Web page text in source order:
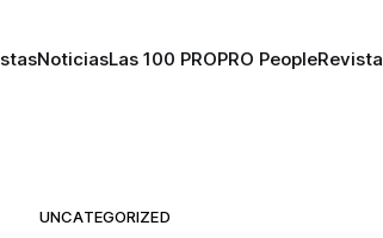
NoticiasLas 100 PROPRO PeopleRevista
UNCATEGORIZED